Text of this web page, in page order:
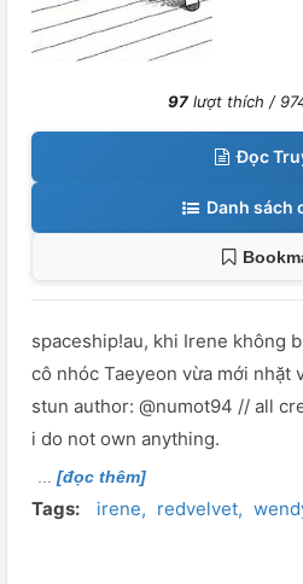
97lượt thích /
Đọc
Danh sách
spaceship!au, khi Irene không
cô nhóc Taeyeon vừa mới nhặt
stun author: @numot94 // all
i do not own anything.
[đọc thêm]
Tags: irene redvelvet